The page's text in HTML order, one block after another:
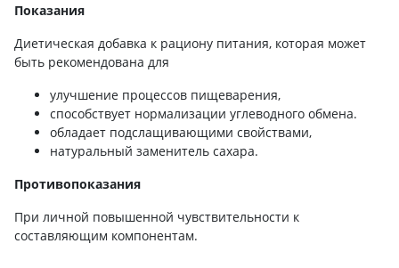
Показания
Диетическая добавка к рациону питания, которая может
быть рекомендована для
улучшение процессов пищеварения,
способствует нормализации углеводного обмена.
обладает подслащивающими свойствами,
натуральный заменитель сахара.
Противопоказания
При личной повышенной чувствительности к
составляющим компонентам.